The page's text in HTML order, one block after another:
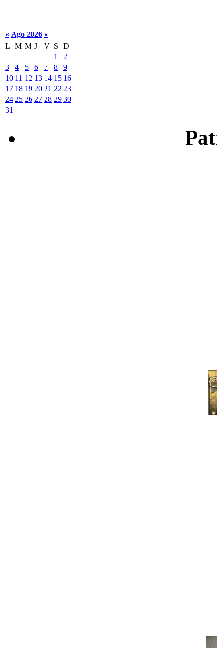
« Ago 2026 »
L
M M J V S
D
1
2
3
4 5 6 7 8
9
10 11 12 13 14 15 16
17 18 19 20 21 22 23
24 25 26 27 28 29 30
31